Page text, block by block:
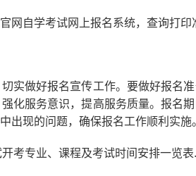
自学考试网上报名系统，查询打印
做好报名宣传工作。要做好报名
化服务意识，提高服务质量。报名
出现的问题，确保报名工作顺利实施
专业、课程及考试时间安排一览表